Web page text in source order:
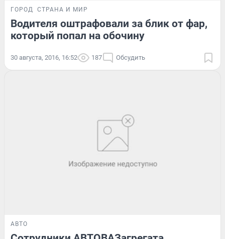
ГОРОД СТРАНА И МИР
Водителя оштрафовали за блик от фар,
который попал на обочину
30 августа, 2016, 16:52 187 Обсудить
АВТО